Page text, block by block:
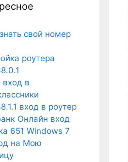
свой номер
роутера
в
вход в роутер
Онлайн вход
651 Windows 7
на Мою